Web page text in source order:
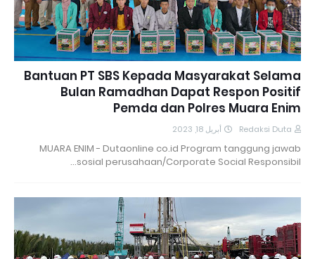
Bantuan PT SBS Kepada Masyarakat Selama
Bulan Ramadhan Dapat Respon Positif
Pemda dan Polres Muara Enim
Redaksi Duta أبريل 18, 2023
MUARA ENIM - Dutaonline co.id Program tanggung jawab
sosial perusahaan/Corporate Social Responsibil…